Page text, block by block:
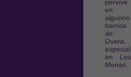
pervive
en
algunos
barrios
de
Overa,
en Los
Menas.